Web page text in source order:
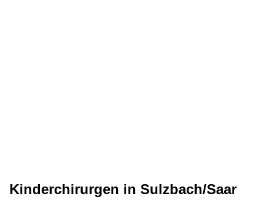
Kinderchirurgen in Sulzbach/Saar